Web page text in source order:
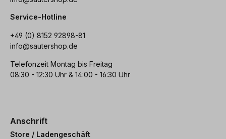
Service-Hotline
+49 (0) 8152 92898-81
info@sautershop.de
Telefonzeit Montag bis Freitag
08:30 - 12:30 Uhr & 14:00 - 16:30 Uhr
Anschrift
Store / Ladengeschäft